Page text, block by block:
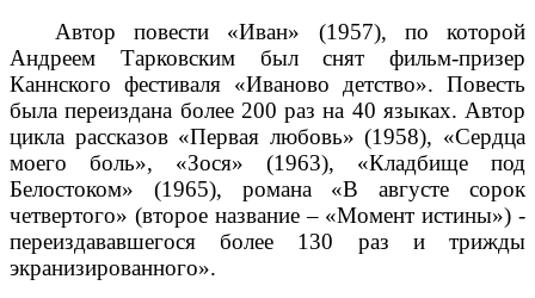
Автор повести «Иван» (1957), по которой
Андреем Тарковским был снят фильм-призер
Каннского фестиваля «Иваново детство». Повесть
была переиздана более 200 раз на 40 языках. Автор
цикла рассказов «Первая любовь» (1958), «Сердца
моего боль», «Зося» (1963), «Кладбище под
Белостоком» (1965), романа «В августе сорок
четвертого» (второе название – «Момент истины») -
переиздававшегося более 130 раз и трижды
экранизированного».